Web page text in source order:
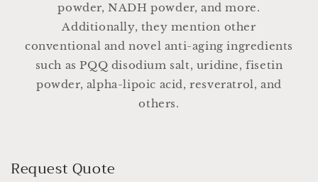
powder, NADH powder, and more.
Additionally, they mention other
conventional and novel anti-aging ingredients
such as PQQ disodium salt, uridine, fisetin
powder, alpha-lipoic acid, resveratrol, and
others.
Request Quote